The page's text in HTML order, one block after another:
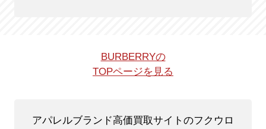
BURBERRYの
TOPページを見る
アパレルブランド高価買取サイトのフクウロ